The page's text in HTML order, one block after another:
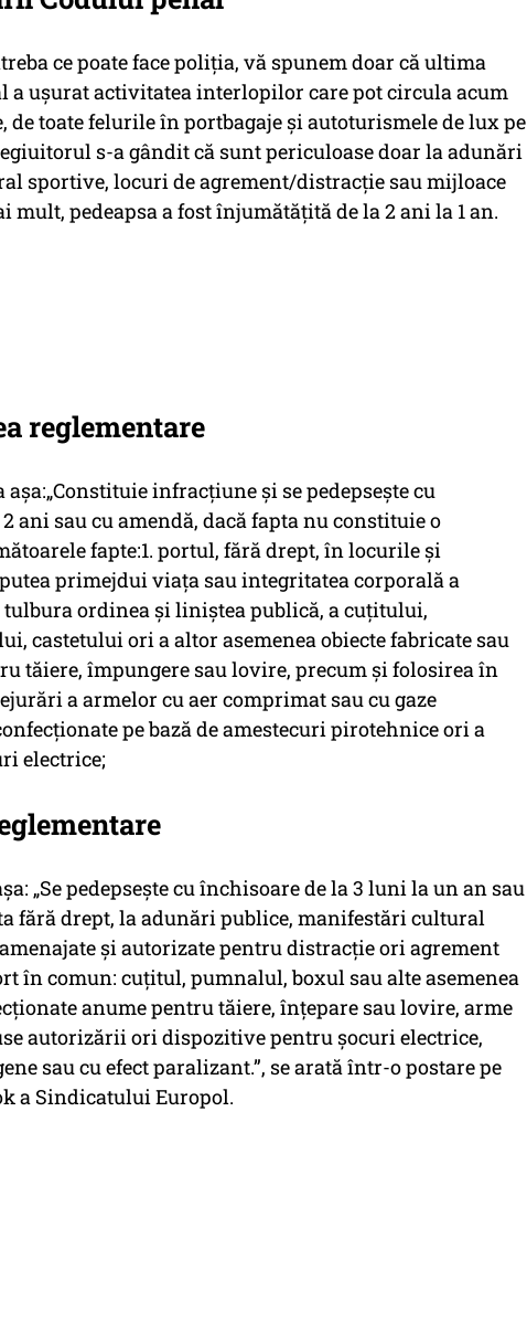
ce poate face poliția, vă spunem doar că ultima
a ușurat activitatea interlopilor care pot circula acum
de toate felurile în portbagaje și autoturismele de lux pe
s-a gândit că sunt periculoase doar la adunări
sportive, locuri de agrement/distracție sau mijloace
mult, pedeapsa a fost înjumătățită de la 2 ani la 1 an.
reglementare
infracţiune şi se pedepseşte cu
ani sau cu amendă, dacă fapta nu constituie o
fapte:1. portul, fără drept, în locurile şi
primejdui viaţa sau integritatea corporală a
ordinea şi liniştea publică, a cuţitului,
castetului ori a altor asemenea obiecte fabricate sau
tăiere, împungere sau lovire, precum şi folosirea în
a armelor cu aer comprimat sau cu gaze
pe bază de amestecuri pirotehnice ori a
electrice;
„Se pedepsește cu închisoare de la 3 luni la un an sau
fără drept, la adunări publice, manifestări cultural
și autorizate pentru distracție ori agrement
în comun: cuțitul, pumnalul, boxul sau alte asemenea
anume pentru tăiere, înțepare sau lovire, arme
autorizării ori dispozitive pentru șocuri electrice,
sau cu efect paralizant.”, se arată într-o postare pe
a Sindicatului Europol.